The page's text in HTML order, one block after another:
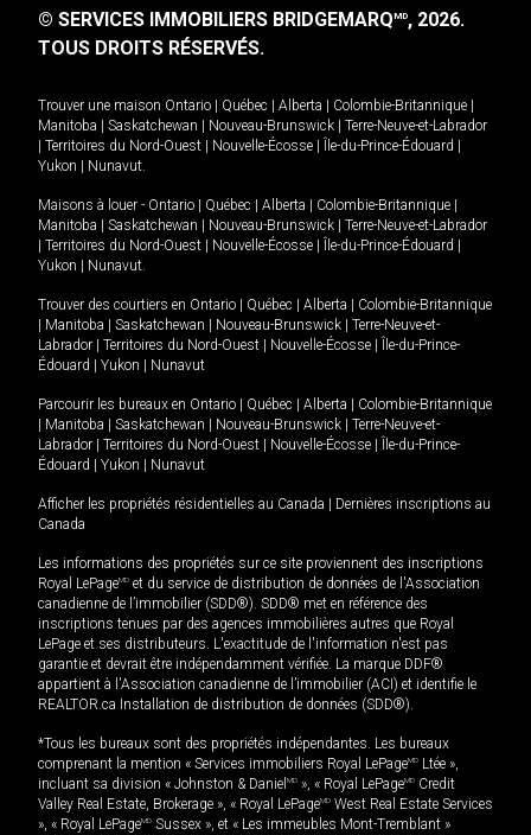
© SERVICES IMMOBILIERS BRIDGEMARQMD, 2026.
TOUS DROITS RÉSERVÉS.
Trouver une maison Ontario Québec Alberta Colombie-Britannique
Manitoba
Saskatchewan Nouveau-Brunswick
Terre-Neuve-et-Labrador
Territoires du Nord-Ouest Nouvelle-Écosse Île-du-Prince-Édouard
Yukon
Nunavut.
Maisons à louer - Ontario Québec Alberta Colombie-Britannique
Manitoba
Saskatchewan Nouveau-Brunswick
Terre-Neuve-et-Labrador
Territoires du Nord-Ouest Nouvelle-Écosse Île-du-Prince-Édouard
Yukon
Nunavut.
Trouver des courtiers en Ontario Québec Alberta
Colombie-Britannique
Manitoba Saskatchewan Nouveau-Brunswick
Terre-Neuve-et-
Labrador
Territoires du Nord-Ouest Nouvelle-Écosse
Île-du-Prince-
Édouard
Yukon Nunavut
Parcourir les bureaux en Ontario Québec Alberta
Colombie-Britannique
Manitoba Saskatchewan Nouveau-Brunswick
Terre-Neuve-et-
Labrador
Territoires du Nord-Ouest Nouvelle-Écosse
Île-du-Prince-
Édouard
Yukon Nunavut
Afficher les propriétés résidentielles au Canada
Dernières inscriptions au
Canada
Les informations des propriétés sur ce site proviennent des inscriptions
Royal LePageMD et du service de distribution de données de l'Association
canadienne de l’immobilier (SDD®). SDD® met en référence des
inscriptions tenues par des agences immobilières autres que Royal
LePage et ses distributeurs. L'exactitude de l'information n'est pas
garantie et devrait être indépendamment vérifiée. La marque DDF®
appartient à l'Association canadienne de l’immobilier (ACI) et identifie le
REALTOR.ca Installation de distribution de données (SDD®).
*Tous les bureaux sont des propriétés indépendantes. Les bureaux
comprenant la mention « Services immobiliers Royal LePageMD Ltée »,
incluant sa division « Johnston & Daniel MD », « Royal LePageMD Credit
Valley Real Estate, Brokerage », « Royal LePageMD West Real Estate Services
», « Royal LePageMD Sussex », et « Les immeubles Mont-Tremblant »